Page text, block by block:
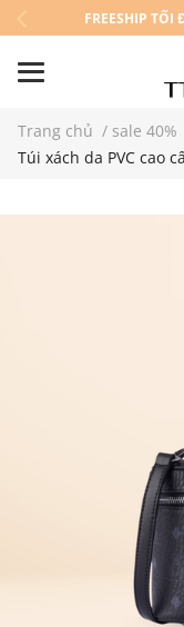
FREESHIP TỐI
Trang chủ / sale 40%
Túi xách da PVC cao